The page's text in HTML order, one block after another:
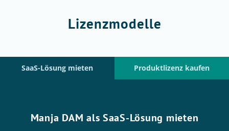
Lizenzmodelle
SaaS-Lösung mieten Produktlizenz kaufen
Manja DAM als SaaS-Lösung mieten